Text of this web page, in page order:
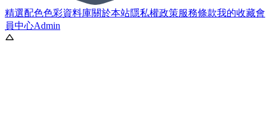
精選配色色彩資料庫關於本站隱私權政策服務條款我的收藏會
員中心Admin